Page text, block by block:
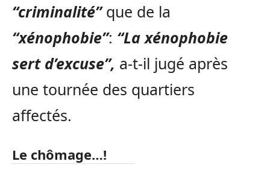
“criminalité”que de la
“xénophobie”: “La xénophobie
sert d’excuse”, a-t-il jugé après
une tournée des quartiers
affectés.
Le chômage…!